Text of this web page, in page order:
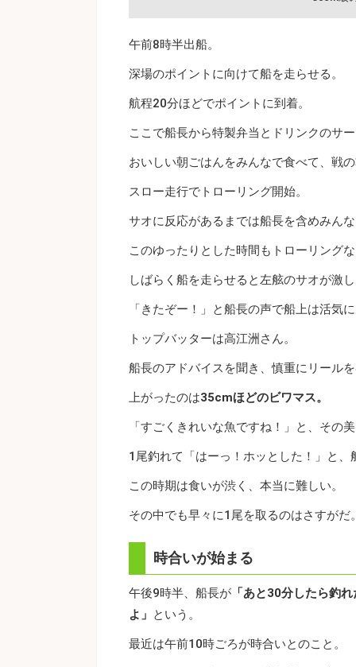
午前8時半出船。
深場のポイントに向けて船を走らせる。
航程20分ほどでポイントに到着。
ここで船長から特製弁当とドリンクのサ
おいしい朝ごはんをみんなで食べて、戦
スロー走行でトローリング開始。
サオに反応があるまでは船長を含めみん
このゆったりとした時間もトローリング
しばらく船を走らせると左舷のサオが激
「きたぞー！」と船長の声で船上は活気
トップバッターは高江洲さん。
船長のアドバイスを聞き、慎重にリール
上がったのは35cmほどのビワマス。
「すごくきれいな魚ですね！」と、その
1尾釣れて「はーっ！ホッとした！」と
この時期は食いが渋く、本当に難しい。
その中でも早々に1尾を取るのはさすがだ
時合いが始まる
午後9時半、船長が 「あと30分したら釣
よ」 という。
最近は午前10時ごろが時合いとのこと。